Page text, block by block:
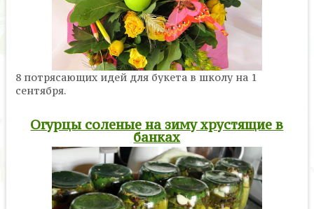
8 потрясающих идей для букета в школу на 1
сентября.
Огурцы соленые на зиму хрустящие в
банках